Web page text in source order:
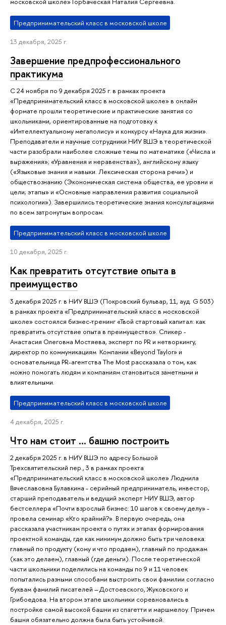
Предпринимательский класс в московской школе
13 декабря, 2025 г.
Завершение предпрофессионального
практикума
С 24 ноября по 9 декабря 2025 г. в рамках проекта
«Предпринимательский класс в московской школе» в онлайн
формате прошли теоретические и практические занятия со
школьниками, ориентированные на подготовку к
«Интеллектуальному мегаполису» и конкурсу «Наука для жизни».
Преподаватели и научные сотрудники НИУ ВШЭ в теоретической
части разобрали наиболее сложные темы по математике («Числа и
выражения»; «Уравнения и неравенства»), английскому языку
(«Языковые знания и навыки. Лексическая сторона речи») и
обществознанию (Экономическая система общества, ее уровни и
цели; этапы» и «Основные направления развития социальной
психологии»). Завершились теоретические знания консультациями
по всем затронутым вопросам.
Предпринимательский класс в московской школе
10 декабря, 2025 г.
Как превратить отсутствие опыта в
преимущество
3 декабря 2025 г. в НИУ ВШЭ (Покровский бульвар, 11, ауд. G 503)
в рамках проекта «Предпринимательский класс в московской
школе» состоялся бизнес-тренинг «Твой стартовый капитал: как
превратить отсутствие опыта в преимущество». Спикер -
Анастасия Олеговна Мостяева, эксперт по PR и нетворкингу,
директор по коммуникациям Компании «Beyond Taylor» и
основательница PR-агентства The Most рассказала о том, как
можно помогать людям и компаниям становиться заметными и
влиятельными.
Предпринимательский класс в московской школе
4 декабря, 2025 г.
Что нам стоит … башню построить
2 декабря 2025 г. в НИУ ВШЭ по адресу Большой
Трехсвятительский пер., 3 в рамках проекта
«Предпринимательский класс в московской школе» Людмила
Вячеславовна Булавкина - серийный предприниматель, инвестор,
старший преподаватель и ведущий эксперт НИУ ВШЭ, автор
бестселлера «Почти взрослый бизнес: 10 шагов к своему делу» -
провела семинар «Кто крайний?». В первую очередь, она
рассказала участникам проекта о путях и этапах формирования
проектной команды, где как минимум должно быть три человека:
главный по продукту (кому и что продаем), главный по продажам
(как это делаем), главный (где деньги). После теоретической
части школьники поделились на команды по 9 и 11 человек
попытались разными способами выстроить свои фамилии согласно
буквам фамилий писателей – Достоевского, Жуковского и
Грибоедова. На втором этапе школьники соревновались в
постройке самой высокой башни из спагетти и маршмелоу. Причем
башня обязательно должна была быть устойчивой.